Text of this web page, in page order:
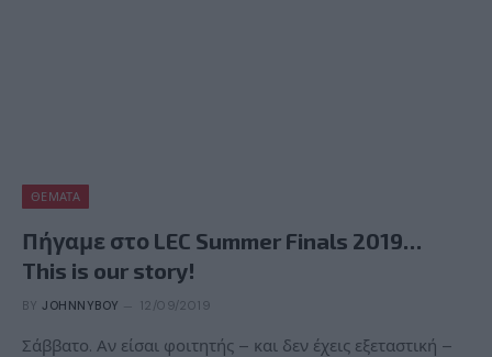
ΘΈΜΑΤΑ
Πήγαμε στο LEC Summer Finals 2019…
This is our story!
BY JOHNNYBOY 12/09/2019
Σάββατο. Αν είσαι φοιτητής – και δεν έχεις εξεταστική –